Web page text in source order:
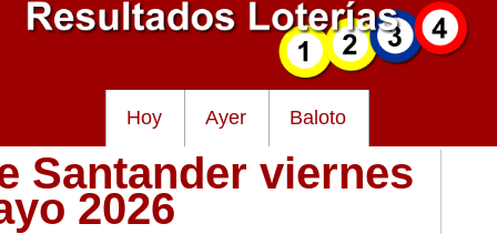
Hoy Ayer Baloto
Santander viernes
2026